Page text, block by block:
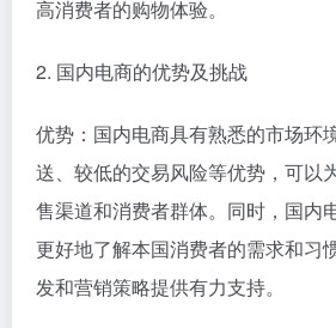
高消费者的购物体验。
2. 国内电商的优势及挑战
优势：国内电商具有熟悉的市场环
送、较低的交易风险等优势，可以
售渠道和消费者群体。同时，国内
更好地了解本国消费者的需求和习
发和营销策略提供有力支持。